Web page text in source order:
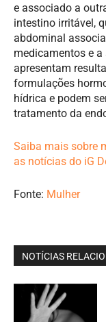
e associado a
intestino irritável,
abdominal
medicamentos e
apresentam
formulações
hídrica e podem
tratamento da
Saiba mais sobre
as notícias do iG
Fonte: Mulher
NOTÍCIAS